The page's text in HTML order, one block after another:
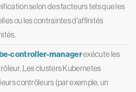
selon des facteurs tels que les
ou les contraintes d'affinités
controller-managerexécute les
Les clusters Kubernetes
contrôleurs (par exemple, un